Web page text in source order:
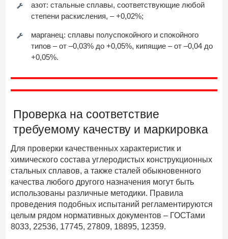
азот: стальные сплавы, соответствующие любой
степени раскисления, – +0,02%;
марганец: сплавы полуспокойного и спокойного
типов – от –0,03% до +0,05%, кипящие – от –0,04 до
+0,05%.
Проверка на соответствие
требуемому качеству и маркировка
Для проверки качественных характеристик и
химического состава углеродистых конструкционных
стальных сплавов, а также сталей обыкновенного
качества любого другого назначения могут быть
использованы различные методики. Правила
проведения подобных испытаний регламентируются
целым рядом нормативных документов – ГОСТами
8033, 22536, 17745, 27809, 18895, 12359.